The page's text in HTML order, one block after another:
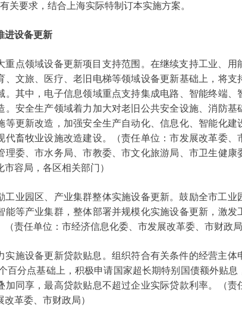
有关要求，结合上海实际特制订本实施方案。
设备更新
领域设备更新项目支持范围。在继续支持工业、用
、文旅、医疗、老旧电梯等领域设备更新基础上，将支
。其中，电子信息领域重点支持集成电路、智能终端
。安全生产领域着力加大对老旧公共安全设施、消防
等更新改造，加强安全生产自动化、信息化、智能化
代畜牧业设施改造建设。（责任单位：市发展改革委
理委、市水务局、市教委、市文化旅游局、市卫生健
容局，各区相关部门）
园区、产业集群整体实施设备更新。鼓励全市工业
能等产业集群，整体部署并规模化实施设备更新，激
（责任单位：市经济信息化委、市发展改革委、市财政局
设备更新贷款贴息。组织符合有关条件的经营主体
百分点基础上，积极申请国家超长期特别国债额外贴
加同享，最高贷款贴息不超过企业实际贷款利率。（
革委、市财政局）